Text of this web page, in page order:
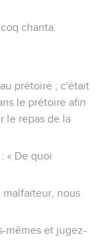
chanta.
prétoire ; c'était
le prétoire afin
le repas de la
« De quoi
malfaiteur, nous
mêmes et jugez-